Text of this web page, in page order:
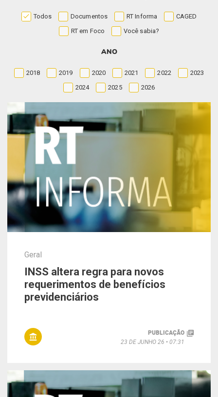
Todos Documentos RT Informa
CAGED
RT em Foco
Você sabia?
ANO
2018 2019 2020 2021 2022
2023
2024
2025 2026
Geral
INSS altera regra para novos
requerimentos de benefícios
previdenciários
PUBLICAÇÃO
23 DE JUNHO 26
07:31